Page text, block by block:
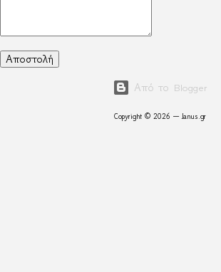
Από το Blogger
Copyright © 2026 — Janus.gr